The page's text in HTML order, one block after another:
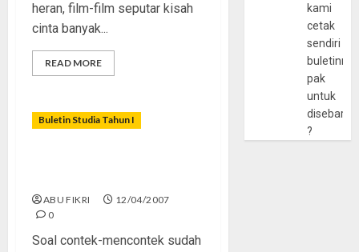
heran, film-film seputar kisah
cinta banyak...
READ MORE
Buletin Studia Tahun I
ABU FIKRI
12/04/2007
0
Soal contek-mencontek sudah
kami
cetak
sendiri
pak
untuk
?